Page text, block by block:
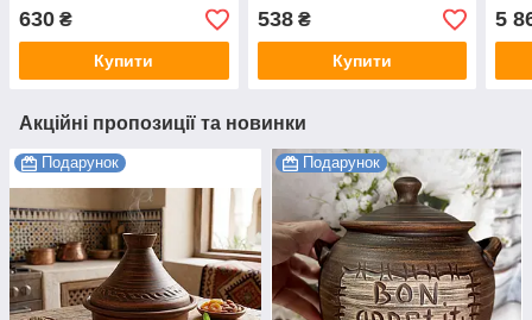
630 ₴
Купити
538₴
Купити
5
Акційні пропозиції та новинки
Подарунок Подарунок